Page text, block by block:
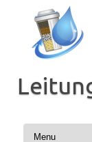
Inhalt
springen